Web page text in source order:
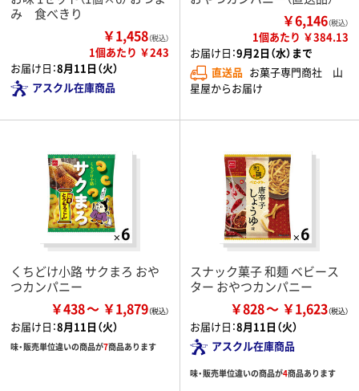
み 食べきり
￥1,458（税込）
1個あたり ￥243
お届け日：8月11日（火）
アスクル在庫商品
￥6,146（税込）
1個あたり ￥384.13
お届け日：9月2日（水）まで
直送品 お菓子専門商社 山
星屋からお届け
くちどけ小路 サクまろ おや
つカンパニー
￥438 ￥1,879
お届け日：8月11日（火）
味・販売単位違いの商品が7商品あります
スナック菓子 和麺 ベビース
ター おやつカンパニー
￥828 ￥1,623
お届け日：8月11日（火）
アスクル在庫商品
味・販売単位違いの商品が4商品あります